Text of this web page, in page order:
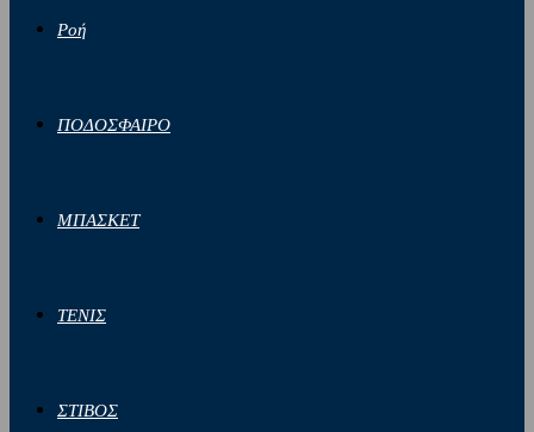
Ροή
ΠΟΔΟΣΦΑΙΡΟ
ΜΠΑΣΚΕΤ
ΤΕΝΙΣ
ΣΤΙΒΟΣ